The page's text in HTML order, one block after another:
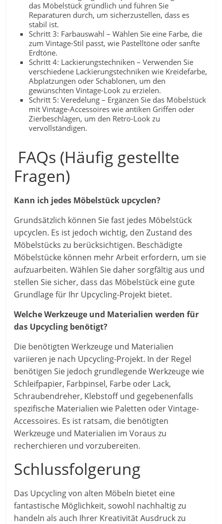
das Möbelstück gründlich und führen Sie
Reparaturen durch, um sicherzustellen, dass es
stabil ist.
Schritt 3: Farbauswahl – Wählen Sie eine Farbe, die
zum Vintage-Stil passt, wie Pastelltöne oder sanfte
Erdtöne.
Schritt 4: Lackierungstechniken – Verwenden Sie
verschiedene Lackierungstechniken wie Kreidefarbe,
Abplatzungen oder Schablonen, um den
gewünschten Vintage-Look zu erzielen.
Schritt 5: Veredelung – Ergänzen Sie das Möbelstück
mit Vintage-Accessoires wie antiken Griffen oder
Zierbeschlägen, um den Retro-Look zu
vervollständigen.
FAQs (Häufig gestellte
Fragen)
Kann ich jedes Möbelstück upcyclen?
Grundsätzlich können Sie fast jedes Möbelstück
upcyclen. Es ist jedoch wichtig, den Zustand des
Möbelstücks zu berücksichtigen. Beschädigte
Möbelstücke können mehr Arbeit erfordern, um sie
aufzuarbeiten. Wählen Sie daher sorgfältig aus und
stellen Sie sicher, dass das Möbelstück eine gute
Grundlage für Ihr Upcycling-Projekt bietet.
Welche Werkzeuge und Materialien werden für
das Upcycling benötigt?
Die benötigten Werkzeuge und Materialien
variieren je nach Upcycling-Projekt. In der Regel
benötigen Sie jedoch grundlegende Werkzeuge wie
Schleifpapier, Farbpinsel, Farbe oder Lack,
Schraubendreher, Klebstoff und gegebenenfalls
spezifische Materialien wie Paletten oder Vintage-
Accessoires. Es ist ratsam, die benötigten
Werkzeuge und Materialien im Voraus zu
recherchieren und vorzubereiten.
Schlussfolgerung
Das Upcycling von alten Möbeln bietet eine
fantastische Möglichkeit, sowohl nachhaltig zu
handeln als auch Ihrer Kreativität Ausdruck zu